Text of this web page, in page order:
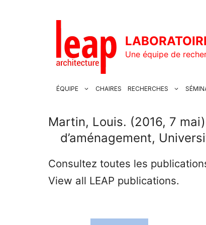
Une équipe de
ÉQUIPE CHAIRES RECHERCHES
Martin, Louis. (2016, 7
d’aménagement,
Consultez toutes les
View all LEAP publications.